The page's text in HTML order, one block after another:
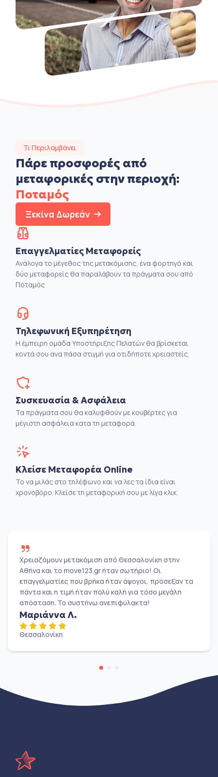
Τι Περιλαμβάνει
Πάρε προσφορές από
μεταφορικές στην περιοχή:
Ποταμός
Ξεκίνα Δωρεάν
Επαγγελματίες Μεταφορείς
Ανάλογα το μέγεθος της μετακόμισης, ένα φορτηγό και
δύο μεταφορείς θα παραλάβουν τα πράγματα σου από
Ποταμός
Τηλεφωνική Εξυπηρέτηση
Η έμπειρη ομάδα Υποστήριξης Πελατών θα βρίσκεται
κοντά σου ανα πάσα στιγμή για οτιδήποτε χρειαστείς.
Συσκευασία & Ασφάλεια
Τα πράγματα σου θα καλυφθούν με κουβέρτες για
μέγιστη ασφάλεια κατα τη μεταφορά.
Κλείσε Μεταφορέα Online
Το να μιλάς στο τηλέφωνο και να λες τα ίδια είναι
χρονοβόρο. Κλείσε τη μεταφορική σου με λίγα κλικ.
Χρειαζόμουν μετακόμιση από Θεσσαλονίκη στην
Αθήνα και το move123.gr ήταν σωτήριο! Οι
επαγγελματίες που βρήκα ήταν άψογοι, πρόσεξαν τα
πάντα και η τιμή ήταν πολύ καλή για τόσο μεγάλη
απόσταση. Το συστήνω ανεπιφύλακτα!
Μαριάννα Λ.
Θεσσαλονίκη